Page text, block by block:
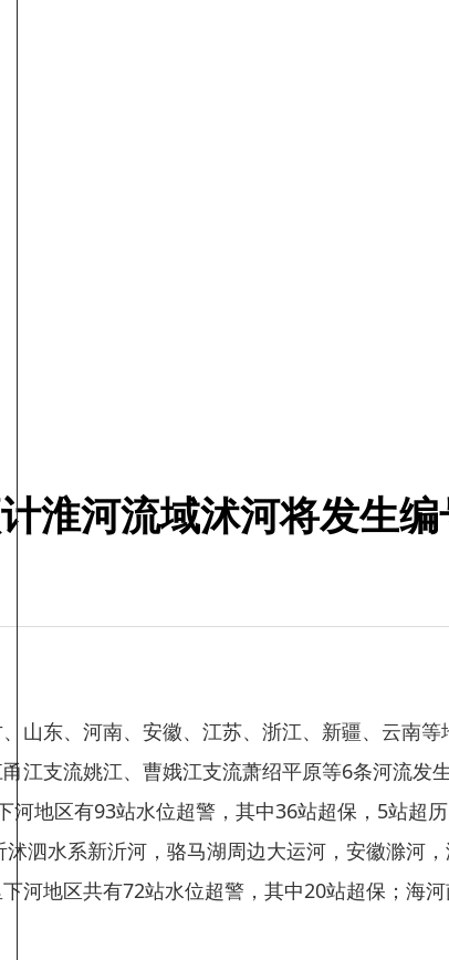
淮河流域沭河将发生
东、河南、安徽、江苏、浙江、新疆、云南
江支流姚江、曹娥江支流萧绍平原等6条河流
地区有93站水位超警，其中36站超保，5站超历
水系新沂河，骆马湖周边大运河，安徽滁河
河地区共有72站水位超警，其中20站超保；海